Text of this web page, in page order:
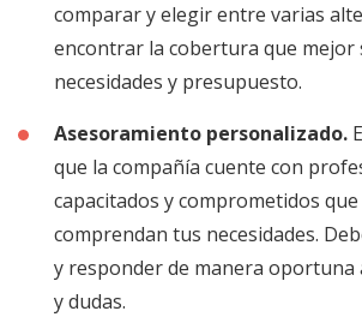
comparar y elegir entre varias
encontrar la cobertura que mejor
necesidades y presupuesto.
Asesoramiento personalizado.
que la compañía cuente con
capacitados y comprometidos
comprendan tus necesidades.
y responder de manera oportuna
y dudas.